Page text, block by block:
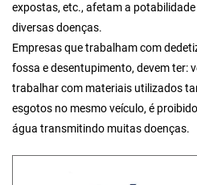
expostas, etc., afetam a
diversas doenças.
Empresas que trabalham com
fossa e desentupimento, devem ter:
trabalhar com materiais utilizados
esgotos no mesmo veículo, é
água transmitindo muitas doenças.